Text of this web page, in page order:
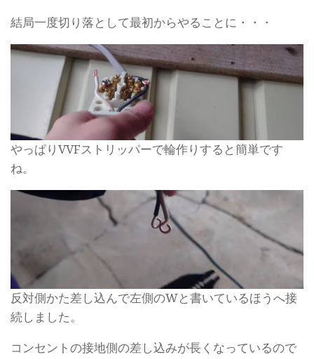
結局一度切り落として最初からやることに・・・
やっぱりVVFストリッパーで輪作りすると簡単です
ね。
反対側かた差し込んで左側のWと書いているほうへ接
続しました。
コンセントの接地側の差し込みが長くなっているので